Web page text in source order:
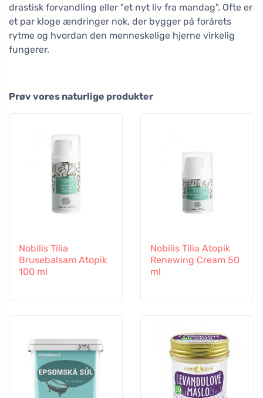
drastisk forvandling eller "et nyt liv fra mandag". Ofte er
et par kloge ændringer nok, der bygger på forårets
rytme og hvordan den menneskelige hjerne virkelig
fungerer.
Prøv vores naturlige produkter
Nobilis Tilia
Brusebalsam Atopik
100 ml
Nobilis Tilia Atopik
Renewing Cream 50
ml